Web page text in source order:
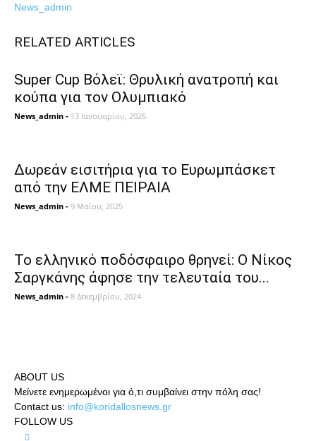
News_admin
RELATED ARTICLES
Super Cup Βόλεϊ: Θρυλική ανατροπή και
κούπα για τον Ολυμπιακό
News_admin - 13 Ιανουαρίου, 2026
Δωρεάν εισιτήρια για το Ευρωμπάσκετ
από την ΕΛΜΕ ΠΕΙΡΑΙΑ
News_admin - 9 Μαΐου, 2025
Το ελληνικό ποδόσφαιρο θρηνεί: Ο Νίκος
Σαργκάνης άφησε την τελευταία του...
News_admin - 8 Δεκεμβρίου, 2024
ABOUT US
Μείνετε ενημερωμένοι για ό,τι συμβαίνει στην πόλη σας!
Contact us: info@koridallosnews.gr
FOLLOW US